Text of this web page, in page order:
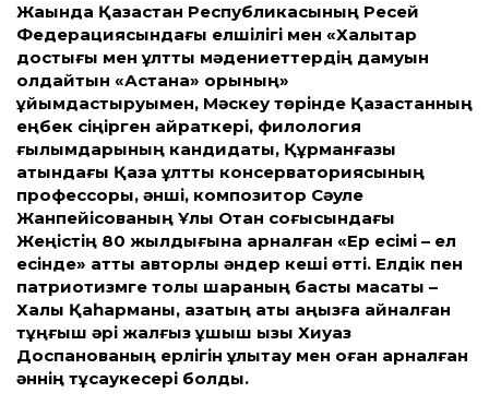
Жақында Қазақ­стан Республикасының Ресей
Федерациясындағы елшілігі мен «Халықтар
достығы мен ұлт­тық мәдениет­тердің дамуын
қолдайтын «Астана» қорының»
ұйымдастыруымен, Мәскеу төрінде Қазақ­станның
еңбек сіңірген қайраткері, филология
ғылымдарының кандидаты, Құрманғазы
атындағы Қазақ ұлт­тық консерваториясының
профессоры, әнші, композитор Сәуле
Жанпейісованың Ұлы Отан соғысындағы
Жеңістің 80 жылдығына арналған «Ер есімі – ел
есінде» ат­ты авторлық әндер кеші өт­ті. Елдік пен
патриотизмге толы шараның басты мақсаты –
Халық Қаһарманы, қазақтың аты аңызға айналған
тұңғыш әрі жалғыз ұшқыш қызы Хиуаз
Доспанованың ерлігін ұлықтау мен оған арналған
әннің тұсаукесері болды.